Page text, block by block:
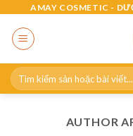
content
AMAY COSMETIC -
Search
for:
AUTHOR